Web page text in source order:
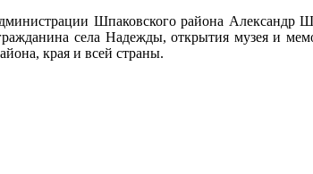
Шпаковского района Александр
села Надежды, открытия музея и
края и всей страны.